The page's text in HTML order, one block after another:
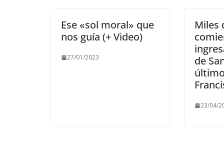
Ese «sol moral» que
nos guía (+ Video)
27/01/2023
Miles
de
23/04/